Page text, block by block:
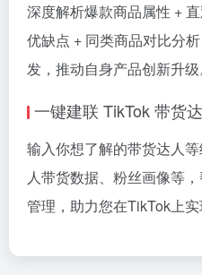
深度解析爆款商品属性 +
优缺点 + 同类商品对比分
发，推动自身产品创新升级
一键建联 TikTok 带货
输入你想了解的带货达人
人带货数据、粉丝画像等
管理，助力您在TikTok上实